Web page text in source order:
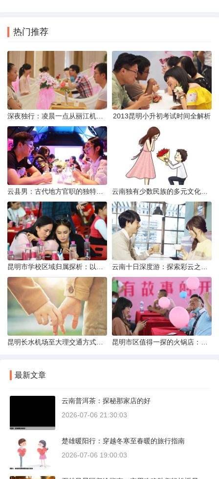
热门推荐
2013昆明小升初考试时间全解析
最新文章
云南普洱茶：探秘那家店的好
2026-07-06 21:30:03
楚雄暖阳行：穿越冬寒至春暖的旅行指南
2026-07-06 19:00:03